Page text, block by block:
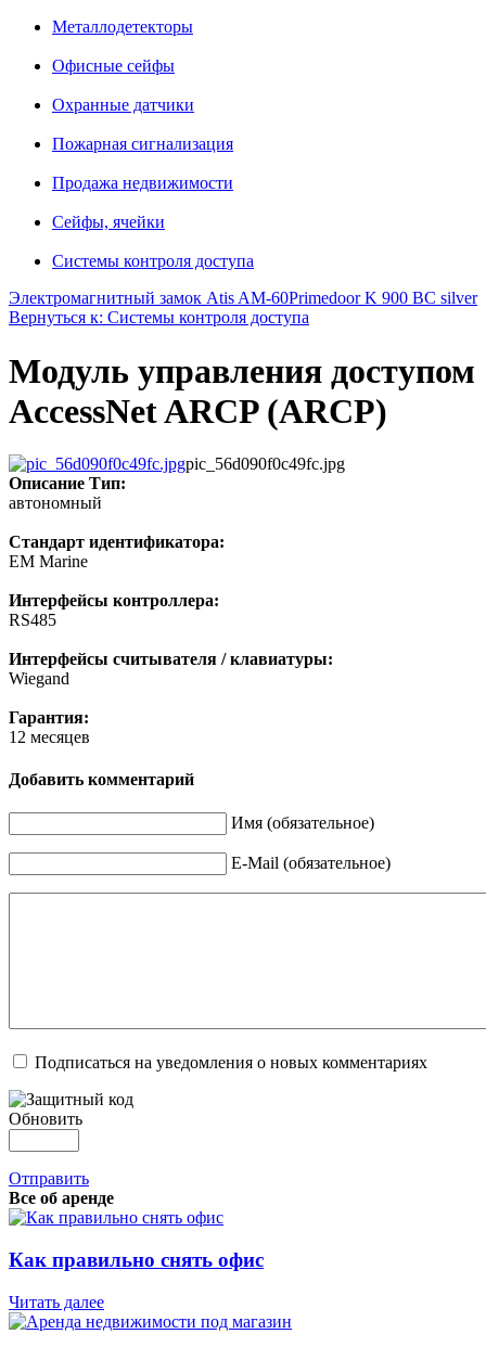
Металлодетекторы
Офисные сейфы
Охранные датчики
Пожарная сигнализация
Продажа недвижимости
Сейфы, ячейки
Системы контроля доступа
Электромагнитный замок Atis AM-60Primedoor K 900 BC silver
Вернуться к: Системы контроля доступа
Модуль управления доступом
AccessNet ARCP (ARCP)
pic_56d090f0c49fc.jpg
Описание Тип:
автономный
Стандарт идентификатора:
EM Marine
Интерфейсы контроллера:
RS485
Интерфейсы считывателя / клавиатуры:
Wiegand
Гарантия:
12 месяцев
Добавить комментарий
Имя (обязательное)
E-Mail (обязательное)
Подписаться на уведомления о новых комментариях
Обновить
Отправить
Все об аренде
Как правильно снять офис
Читать далее